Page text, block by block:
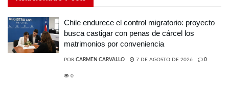
Chile endurece el control migratorio: proyecto
busca castigar con penas de cárcel los
matrimonios por conveniencia
POR CARMEN CARVALLO 7 DE AGOSTO DE 2026 0
0